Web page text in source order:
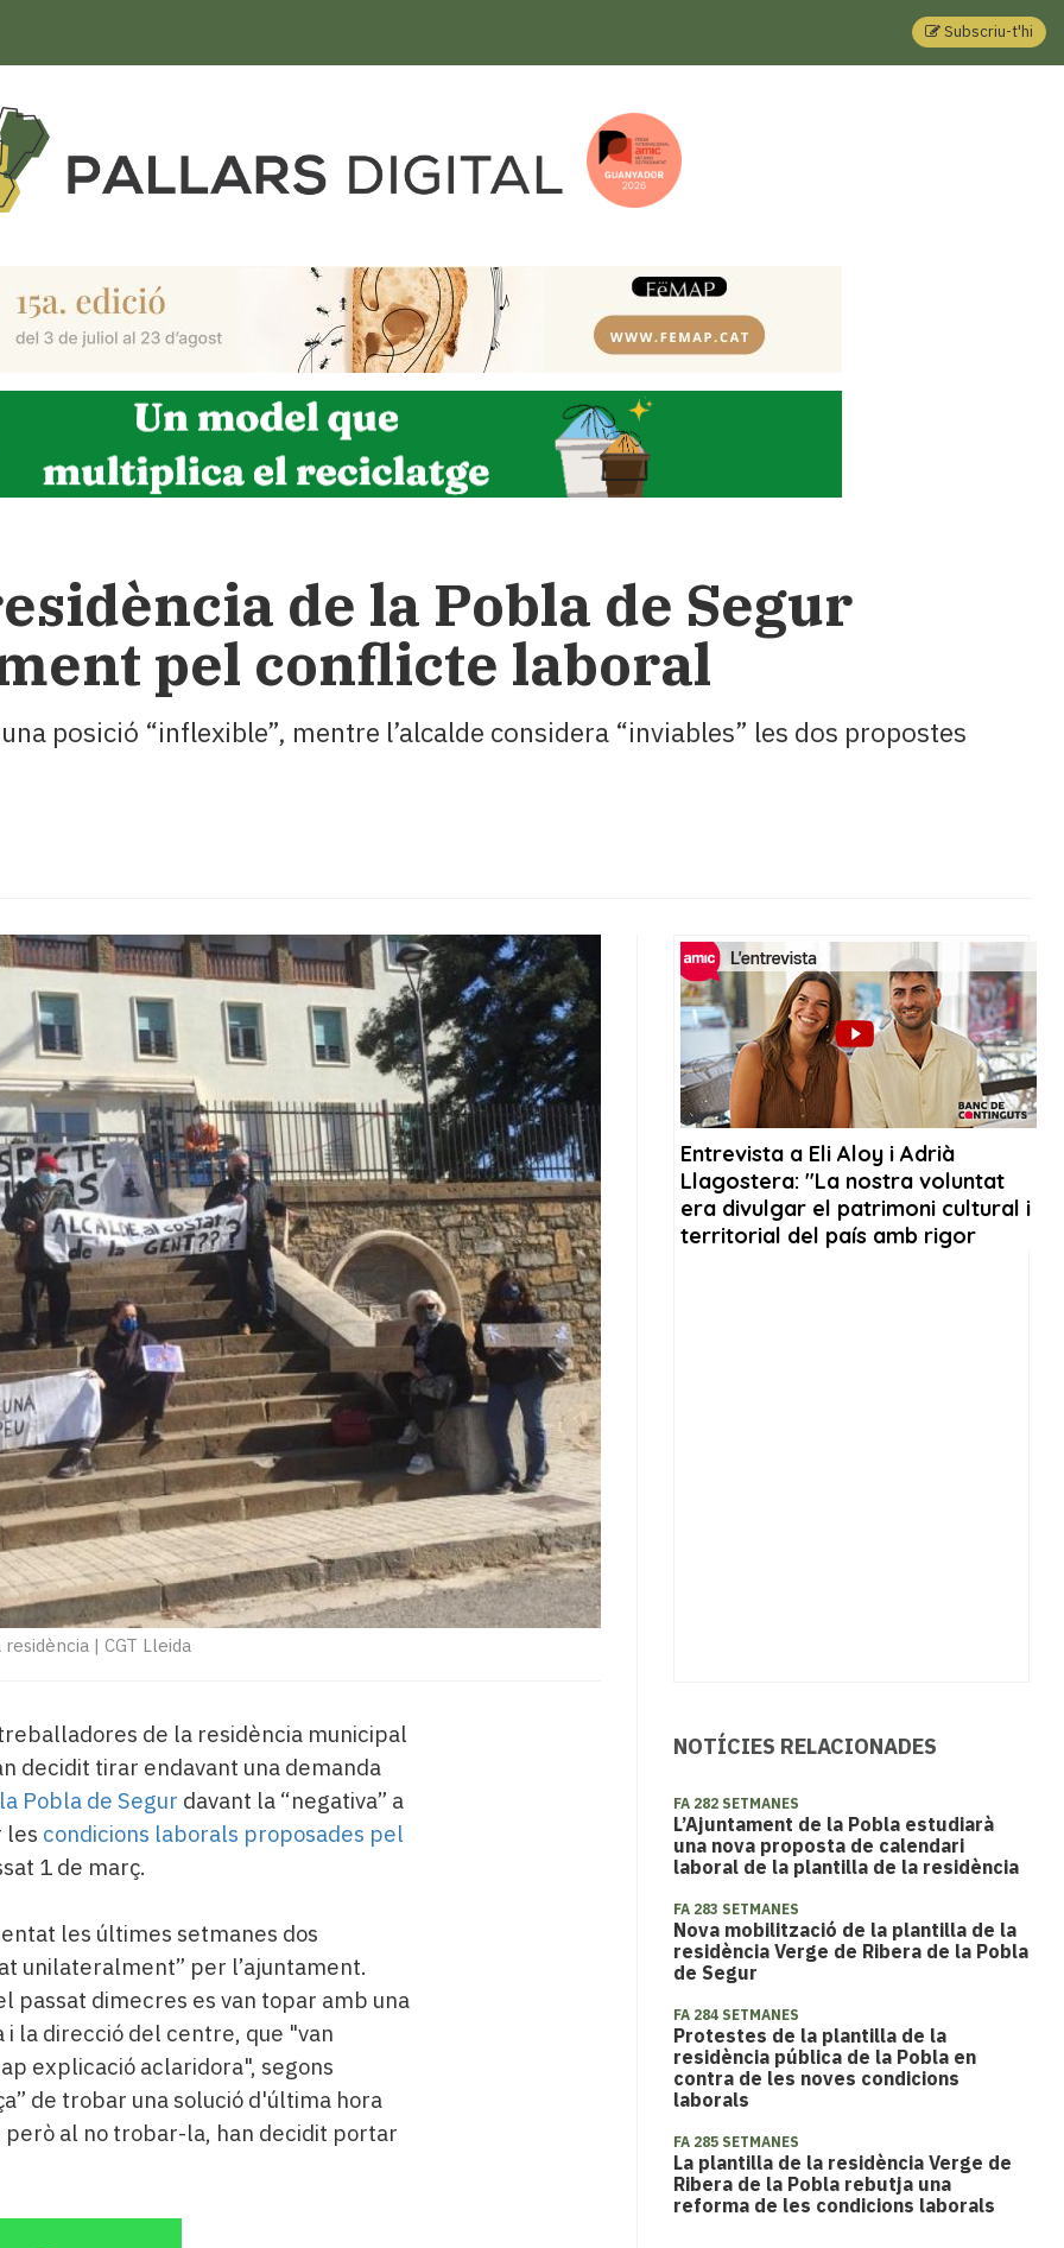
Subscriu-t'hi
de la Pobla de Segur
pel conflicte laboral
posició “inflexible”, mentre l’alcalde considera “inviables” les dos propostes
| CGT Lleida
de la residència municipal
decidit tirar endavant una demanda
Pobla de Segur davant la “negativa” a
les condicions laborals proposades pel
1 de març.
les últimes setmanes dos
unilateralment” per l’ajuntament.
passat dimecres es van topar amb una
la direcció del centre, que "van
explicació aclaridora", segons
de trobar una solució d'última hora
al no trobar-la, han decidit portar
NOTÍCIES RELACIONADES
FA 282 SETMANES
L’Ajuntament de la Pobla estudiarà
una nova proposta de calendari
laboral de la plantilla de la residència
FA 283 SETMANES
Nova mobilització de la plantilla de la
residència Verge de Ribera de la Pobla
de Segur
FA 284 SETMANES
Protestes de la plantilla de la
residència pública de la Pobla en
contra de les noves condicions
laborals
FA 285 SETMANES
La plantilla de la residència Verge de
Ribera de la Pobla rebutja una
reforma de les condicions laborals